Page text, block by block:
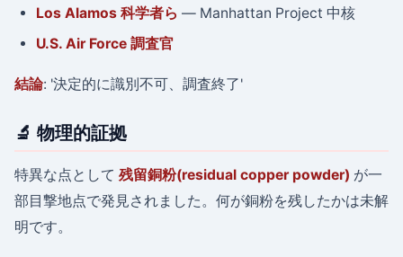
Los Alamos 科学者ら — Manhattan Project 中核
U.S. Air Force 調査官
結論: '決定的に識別不可、調査終了'
🔬 物理的証拠
特異な点として 残留銅粉(residual copper powder) が一
部目撃地点で発見されました。何が銅粉を残したかは未解
明です。